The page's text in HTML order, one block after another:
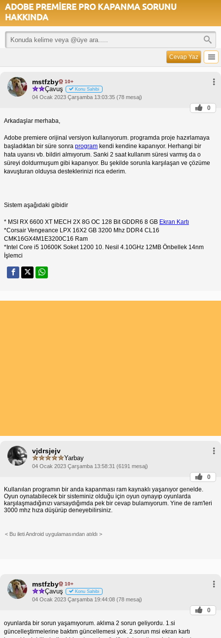
ADOBE PREMİERE PRO KAPANMA SORUNU
HAKKINDA
Cevap Yaz
mstfzby 10+
Çavuş Konu Sahibi
04 Ocak 2023 Çarşamba 13:03:35 (78 mesaj)
0
Arkadaşlar merhaba,
Adobe premiere orijinal versiyon kullanıyorum. programda proje hazırlamaya
başladıktan bir süre sonra program kendi kendine kapanıyor. Herhangi bir
hata uyarısı vb. bildiri almıyorum. Sanki 2 saat kullanım süresi varmış da o
süreyi doldurmuşum gibi kapanıyor. Bu şekilde sorunla karşılaşan ve çözüme
kavuşturan olduysa desteklerinizi rica ederim.
Sistem aşağıdaki gibidir
* MSI RX 6600 XT MECH 2X 8G OC 128 Bit GDDR6 8 GB Ekran Kartı
*Corsair Vengeance LPX 16X2 GB 3200 Mhz DDR4 CL16
CMK16GX4M1E3200C16 Ram
*Intel Core i5 10600K Soket 1200 10. Nesil 4.10GHz 12MB Önbellek 14nm
İşlemci
vjdrsjejv
Yarbay
04 Ocak 2023 Çarşamba 13:58:31 (6191 mesaj)
0
Kullanılan programın bir anda kapanması ram kaynaklı yaşanıyor genelde.
Oyun oynatabilecek bir sisteminiz olduğu için oyun oynayıp oyunlarda
karşılaşmadığınızı varsaydığımda pek bir cevap bulamıyorum. Yine de ram'leri
3000 mhz hıza düşürüp deneyebilirsiniz.
< Bu ileti Android uygulamasından atıldı >
mstfzby 10+
Çavuş Konu Sahibi
04 Ocak 2023 Çarşamba 19:44:08 (78 mesaj)
0
oyunlarda bir sorun yaşamıyorum. aklıma 2 sorun geliyordu. 1.si
güncelleştirmelerine baktım güncellemesi yok. 2.sorun msi ekran kartı